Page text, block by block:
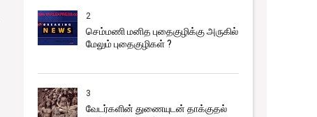
2
செம்மணி மனித புதைகுழிக்கு அருகில்
மேலும் புதைகுழிகள் ?
3
வேடர்களின் துணையுடன் தாக்குதல்